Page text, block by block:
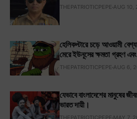
THEPATRIOTICPEPE AUG 10,
হেলিকপ্টারে চড়ে আওয়ামী
মেরে ইউনূসের ক্ষমতা গ্রহণ
THEPATRIOTICPEPE AUG 6,
যেভাবে বাংলাদেশের মানুষের
ভারত দায়ী।
THEPATRIOTICPEPE MAY 7,